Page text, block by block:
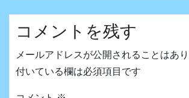
コメントを残す
メールアドレスが公開されることはあり
付いている欄は必須項目です